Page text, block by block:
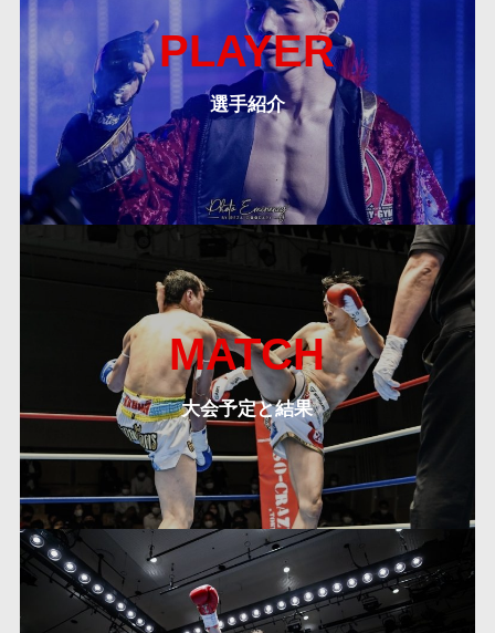
PLAYER
選手紹介
MATCH
大会予定と結果